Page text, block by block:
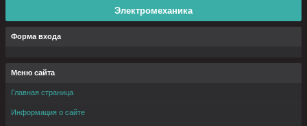
Электромеханика
Форма входа
Меню сайта
Главная страница
Информация о сайте